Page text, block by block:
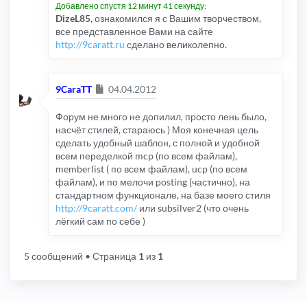
Добавлено спустя 12 минут 41 секунду:
DizeL85, ознакомился я с Вашим творчеством,
все представленное Вами на сайте
http://9caratt.ru сделано великолепно.
9CaraTT Сообщение
04.04.2012
Форум не много не допилил, просто лень было,
насчёт стилей, стараюсь ) Моя конечная цель
сделать удобный шаблон, с полной и удобной
всем переделкой mcp (по всем файлам),
memberlist ( по всем файлам), ucp (по всем
файлам), и по мелочи posting (частично), на
стандартном функционале, на базе моего стиля
http://9caratt.com/ или subsilver2 (что очень
лёгкий сам по себе )
5 сообщений • Страница 1 из 1